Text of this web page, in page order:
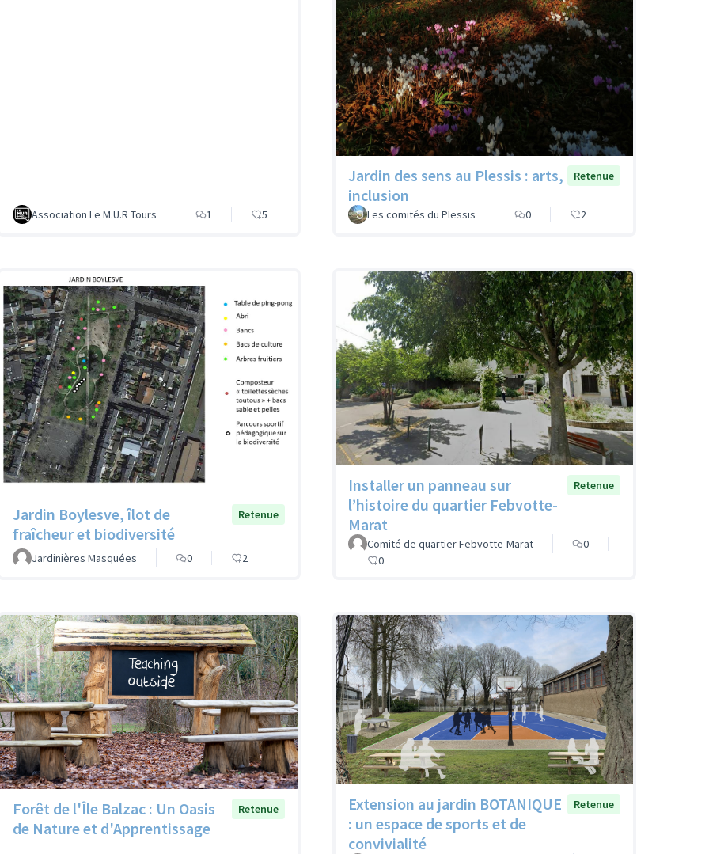
Association Le M.U.R Tours 1 5
Jardin des sens au Plessis : arts,
inclusion
Retenue
Les comités du Plessis 0 2
Jardin Boylesve, îlot de
fraîcheur et biodiversité
Retenue
Jardinières Masquées 0 2
Installer un panneau sur
l’histoire du quartier Febvotte-
Marat
Retenue
Comité de quartier Febvotte-Marat
0
0
Forêt de l'Île Balzac : Un Oasis
de Nature et d'Apprentissage
Retenue
Extension au jardin BOTANIQUE
: un espace de sports et de
convivialité
Retenue